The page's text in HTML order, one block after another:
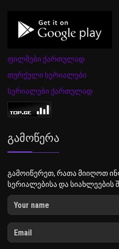
ფილმები ქართულად
თურქული სერიალები
სერიალები ქართულად
Გამოწერა
გამოიწერეთ, რათა მიიღოთ
სერიალებისა და სიახლეების